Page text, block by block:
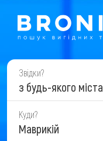
Звідки?
з будь-якого міста
Куди?
Маврикій